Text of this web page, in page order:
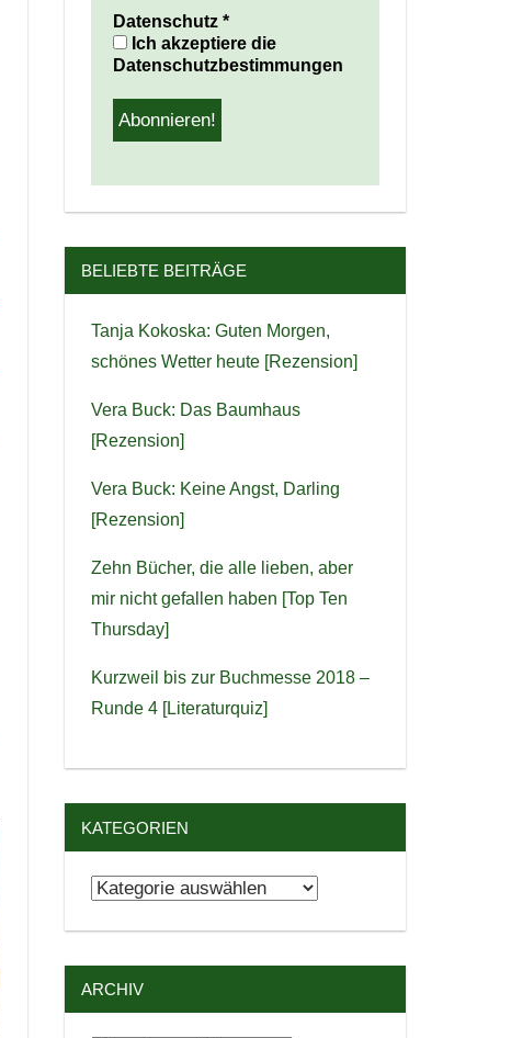
Datenschutz *
Ich akzeptiere die
Datenschutzbestimmungen
BELIEBTE BEITRÄGE
Tanja Kokoska: Guten Morgen,
schönes Wetter heute [Rezension]
Vera Buck: Das Baumhaus
[Rezension]
Vera Buck: Keine Angst, Darling
[Rezension]
Zehn Bücher, die alle lieben, aber
mir nicht gefallen haben [Top Ten
Thursday]
Kurzweil bis zur Buchmesse 2018 –
Runde 4 [Literaturquiz]
KATEGORIEN
Kategorien
ARCHIV